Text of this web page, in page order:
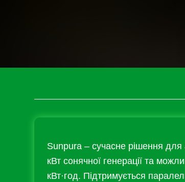
Sunpura – сучасне рішення
кВт сонячної генерації та
кВт·год. Підтримується